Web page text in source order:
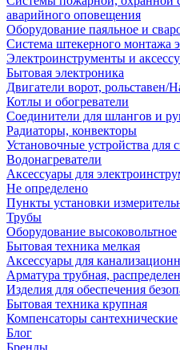
аварийного оповещения
Оборудование паяльное и
Система штекерного монтажа
Электроинструменты и
Бытовая электроника
Двигатели ворот, рольставен/
Котлы и обогреватели
Соединители для шлангов и
Радиаторы, конвекторы
Установочные устройства
Водонагреватели
Аксессуары для
Не определено
Пункты установки
Трубы
Оборудование высоковольтное
Бытовая техника мелкая
Аксессуары для
Арматура трубная,
Изделия для обеспечения
Бытовая техника крупная
Компенсаторы сантехнические
Блог
Бренды